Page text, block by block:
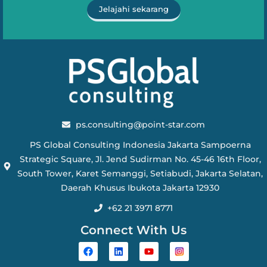
Jelajahi sekarang
ps.consulting@point-star.com
PS Global Consulting Indonesia Jakarta Sampoerna
Strategic Square, Jl. Jend Sudirman No. 45-46 16th Floor,
South Tower, Karet Semanggi, Setiabudi, Jakarta Selatan,
Daerah Khusus Ibukota Jakarta 12930
+62 21 3971 8771
Connect With Us